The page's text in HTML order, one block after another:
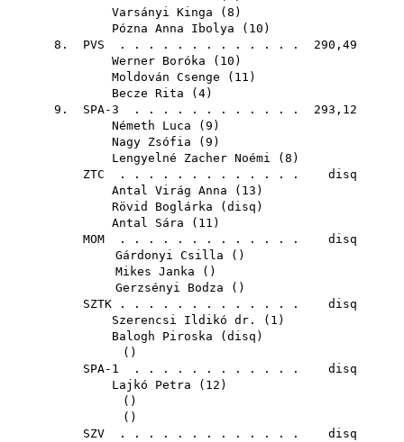
Varsányi Kinga ( 8 )
Pózna Anna Ibolya ( 10 )
8. PVS . . . . . . . . . . . . . 290,49
Werner Boróka ( 10 )
Moldován Csenge ( 11 )
Becze Rita ( 4)
9. SPA-3 . . . . . . . . . . . . 293,12
Németh Luca ( 9 )
Nagy Zsófia ( 9 )
Lengyelné Zacher Noémi ( 8 )
ZTC . . . . . . . . . . . . . disq
Antal Virág Anna ( 13 )
Rövid Boglárka ( disq )
Antal Sára ( 11 )
MOM . . . . . . . . . . . . . disq
Gárdonyi Csilla ()
Mikes Janka ()
Gerzsényi Bodza ()
SZTK . . . . . . . . . . . . . disq
Szerencsi Ildikó dr.
( 1 )
Balogh Piroska ( disq )
()
SPA-1 . . . . . . . . . . . . disq
Lajkó Petra ( 12 )
()
()
SZV . . . . . . . . . . . . . disq